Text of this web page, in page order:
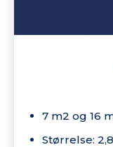
7 m2 og 16
Størrelse: